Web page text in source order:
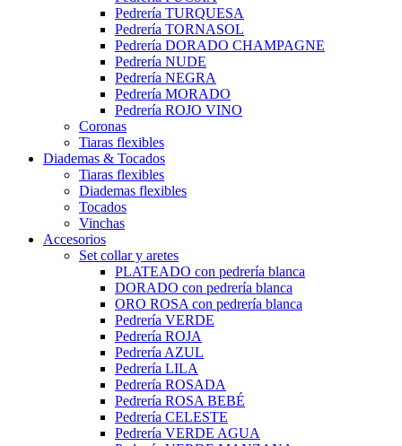
Pedrería TURQUESA
Pedrería TORNASOL
Pedrería DORADO CHAMPAGNE
Pedrería NUDE
Pedrería NEGRA
Pedrería MORADO
Pedrería ROJO VINO
Coronas
Tiaras flexibles
Diademas & Tocados
Tiaras flexibles
Diademas flexibles
Tocados
Vinchas
Accesorios
Set collar y aretes
PLATEADO con pedrería blanca
DORADO con pedrería blanca
ORO ROSA con pedrería blanca
Pedrería VERDE
Pedrería ROJA
Pedrería AZUL
Pedrería LILA
Pedrería ROSADA
Pedrería ROSA BEBÉ
Pedrería CELESTE
Pedrería VERDE AGUA